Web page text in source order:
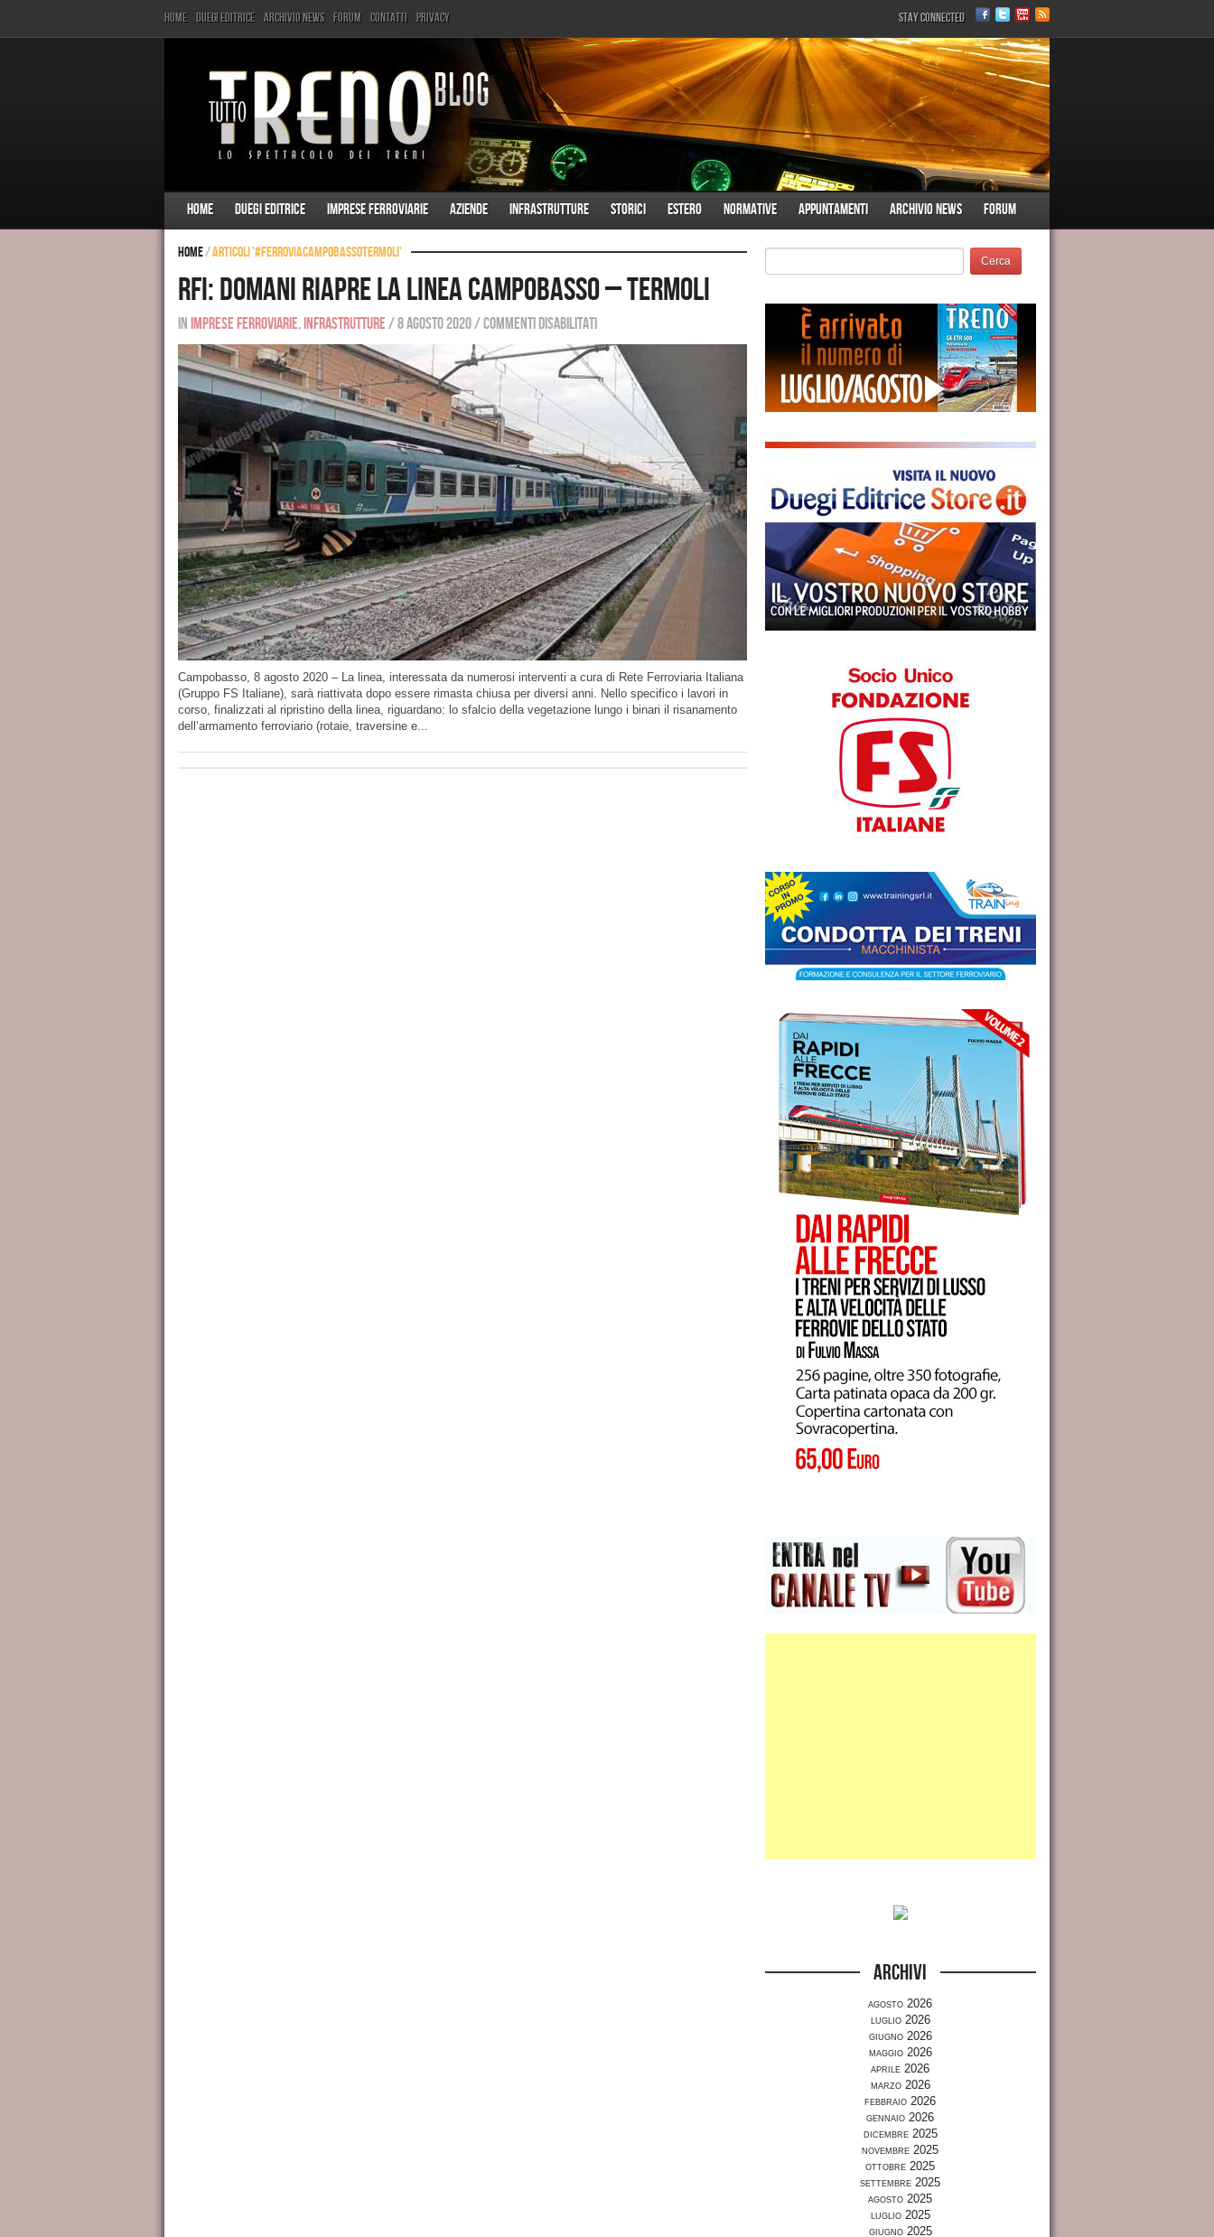
Home Duegi Editrice Archivio News Forum Contatti Privacy Stay Connected
Home Duegi Editrice Imprese ferroviarie Aziende Infrastrutture Storici Estero Normative Appuntamenti Archivio News Forum
Home/Articoli '#ferroviaCampobassoTermoli'
RFI: domani riapre la linea Campobasso – Termoli
In Imprese ferroviarie, Infrastrutture/8 agosto 2020/Commenti disabilitati
Campobasso, 8 agosto 2020 – La linea, interessata da numerosi interventi a cura di Rete Ferroviaria Italiana
(Gruppo FS Italiane), sarà riattivata dopo essere rimasta chiusa per diversi anni. Nello specifico i lavori in
corso, finalizzati al ripristino della linea, riguardano: lo sfalcio della vegetazione lungo i binari il risanamento
dell’armamento ferroviario (rotaie, traversine e...
Archivi
agosto 2026
luglio 2026
giugno 2026
maggio 2026
aprile 2026
marzo 2026
febbraio 2026
gennaio 2026
dicembre 2025
novembre 2025
ottobre 2025
settembre 2025
agosto 2025
luglio 2025
giugno 2025